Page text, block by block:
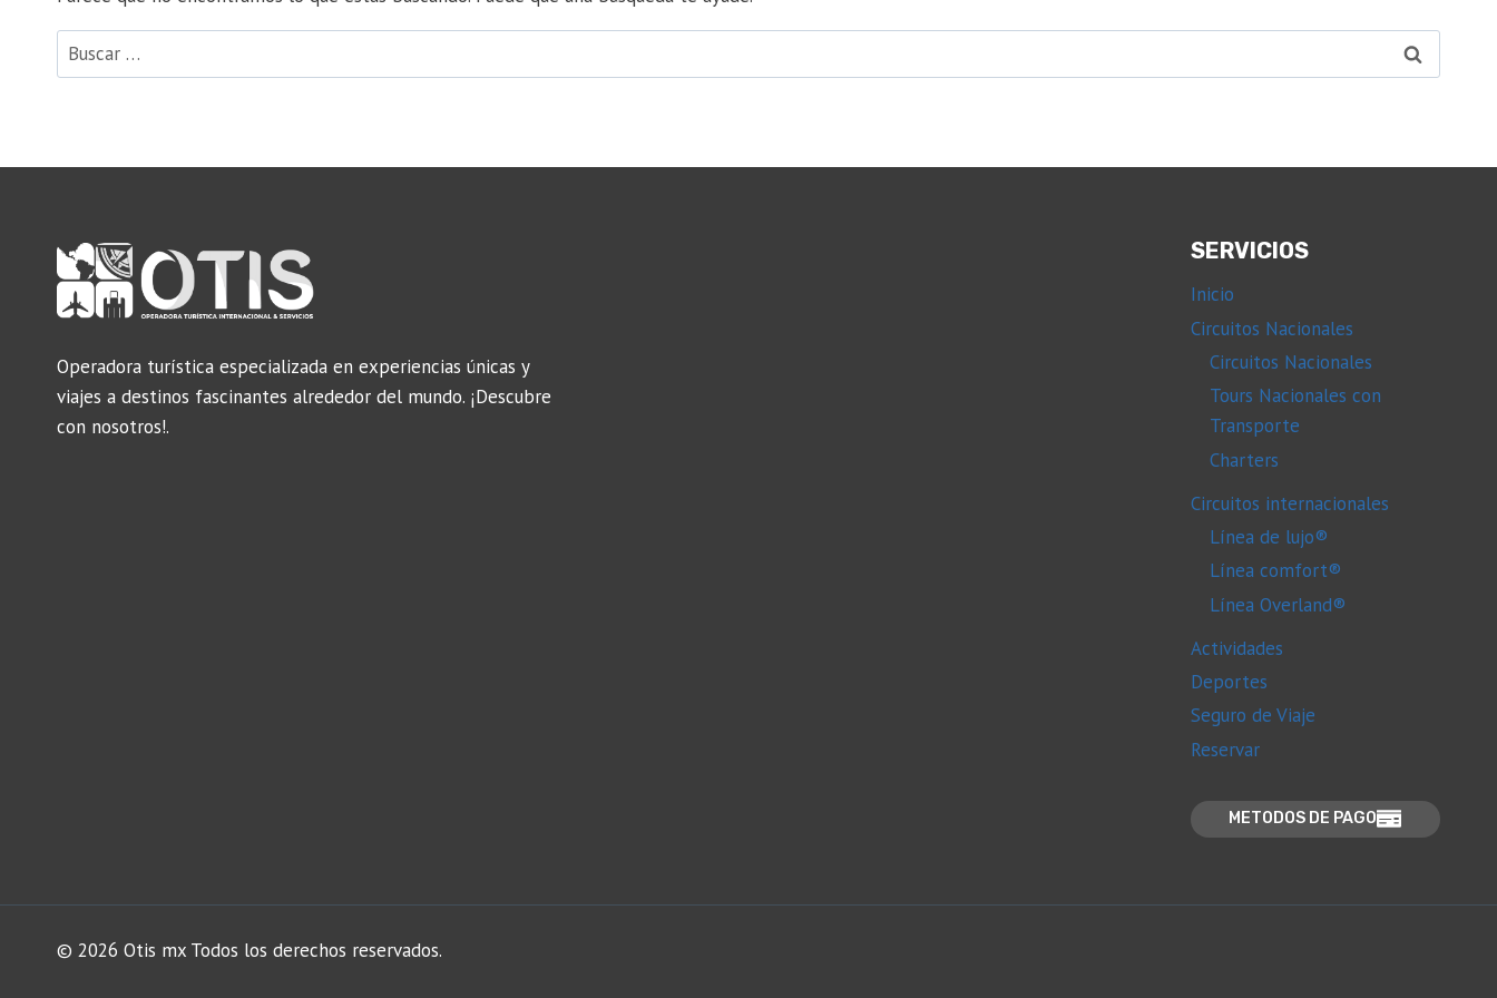
Buscar:
Operadora turística especializada en experiencias únicas y
viajes a destinos fascinantes alrededor del mundo. ¡Descubre
con nosotros!.
SERVICIOS
Inicio
Circuitos Nacionales
Circuitos Nacionales
Tours Nacionales con
Transporte
Charters
Circuitos internacionales
Línea de lujo®
Línea comfort®
Línea Overland®
Actividades
Deportes
Seguro de Viaje
Reservar
METODOS DE PAGO
© 2026 Otis mx Todos los derechos reservados.